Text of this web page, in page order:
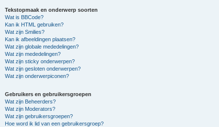
Tekstopmaak en onderwerp soorten
Wat is BBCode?
Kan ik HTML gebruiken?
Wat zijn Smilies?
Kan ik afbeeldingen plaatsen?
Wat zijn globale mededelingen?
Wat zijn mededelingen?
Wat zijn sticky onderwerpen?
Wat zijn gesloten onderwerpen?
Wat zijn onderwerpiconen?
Gebruikers en gebruikersgroepen
Wat zijn Beheerders?
Wat zijn Moderators?
Wat zijn gebruikersgroepen?
Hoe word ik lid van een gebruikersgroep?